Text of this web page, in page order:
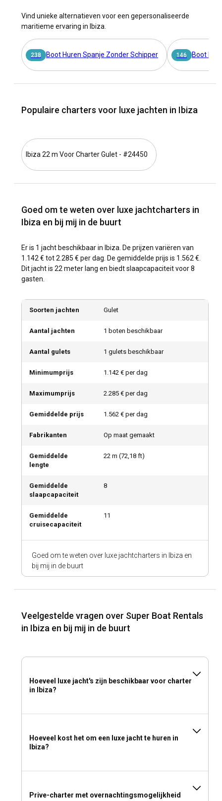
Vind unieke alternatieven voor een gepersonaliseerde
maritieme ervaring in Ibiza.
238 Boot Huren Spanje Zonder Schipper 146 Boot
Populaire charters voor luxe jachten in Ibiza
Ibiza 22 m Voor Charter Gulet - #24450
Goed om te weten over luxe jachtcharters in
Ibiza en bij mij in de buurt
Er is 1 jacht beschikbaar in Ibiza. De prijzen variëren van
1.142 € tot 2.285 € per dag. De gemiddelde prijs is 1.562 €.
Dit jacht is 22 meter lang en biedt slaapcapaciteit voor 8
gasten.
Goed om te weten over luxe jachtcharters in Ibiza en
bij mij in de buurt
Soorten jachten Gulet
Aantal jachten 1 boten beschikbaar
Aantal gulets 1 gulets beschikbaar
Minimumprijs 1.142 € per dag
Maximumprijs 2.285 € per dag
Gemiddelde prijs 1.562 € per dag
Fabrikanten Op maat gemaakt
Gemiddelde
lengte
22 m (72,18 ft)
Gemiddelde
slaapcapaciteit
8
Gemiddelde
cruisecapaciteit
11
Veelgestelde vragen over Super Boat Rentals
in Ibiza en bij mij in de buurt
Hoeveel luxe jacht's zijn beschikbaar voor charter
in Ibiza?
Hoeveel kost het om een luxe jacht te huren in
Ibiza?
Prive-charter met overnachtingsmogelijkheid